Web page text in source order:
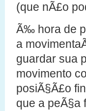
(que nÃ£o
Ã‰ hora de
a
guardar sua
movimento
posiÃ§Ã£o
que a peÃ§a